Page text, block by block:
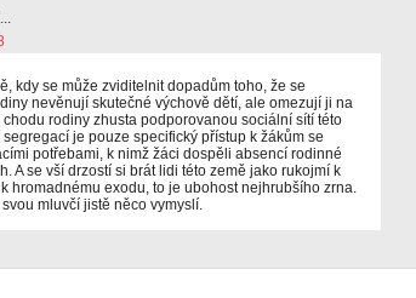
kdy se může zviditelnit dopadům toho, že se
nevěnují skutečné výchově dětí, ale omezují ji na
rodiny zhusta podporovanou sociální sítí této
je pouze specifický přístup k žákům se
potřebami, k nimž žáci dospěli absencí rodinné
A se vší drzostí si brát lidi této země jako rukojmí k
hromadnému exodu, to je ubohost nejhrubšího zrna.
mluvčí jistě něco vymyslí.